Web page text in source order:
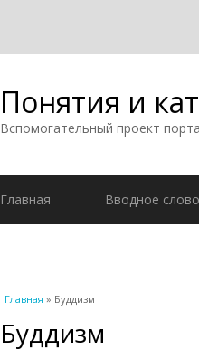
Понятия и
Вспомогательный проект
Главная Вводное слово
Вы здесь
Главная » Буддизм
Буддизм